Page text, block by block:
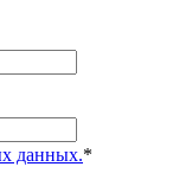
данных.*